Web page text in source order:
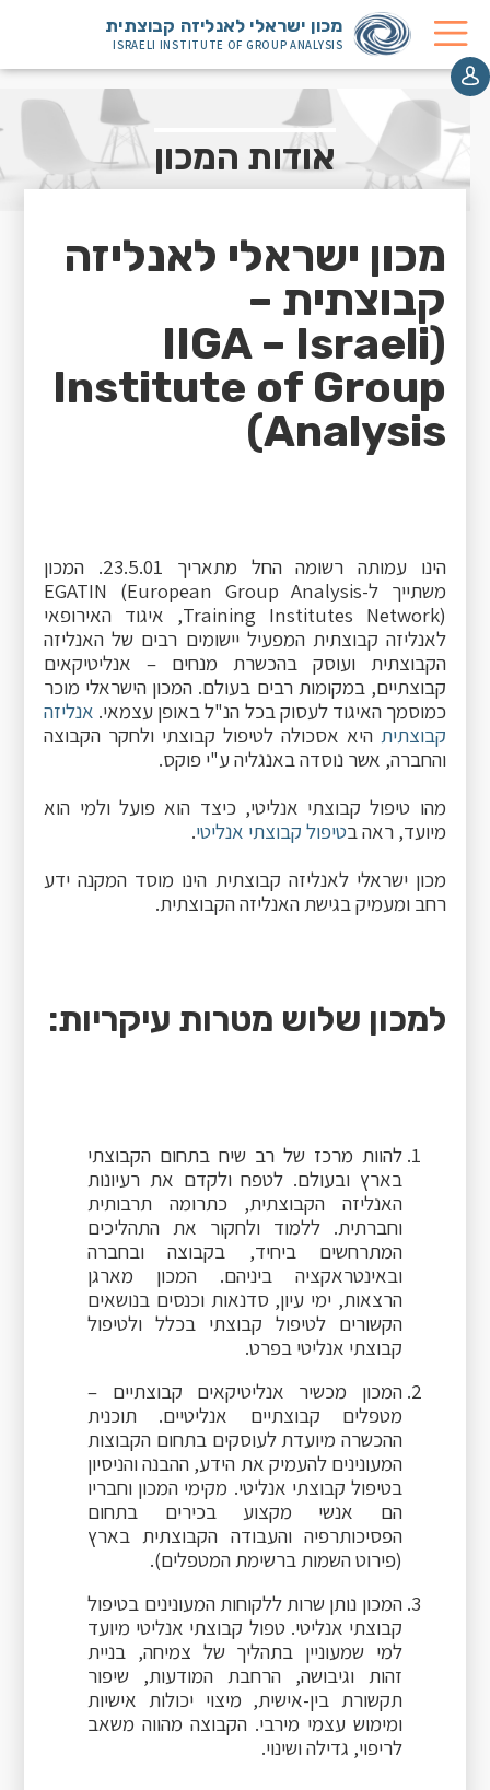
מכון ישראלי לאנליזה קבוצתית
ISRAELI INSTITUTE OF GROUP ANALYSIS
אודות המכון
מכון ישראלי לאנליזה
קבוצתית –
(IIGA – Israeli
Institute of Group
Analysis)
הינו עמותה רשומה החל מתאריך 23.5.01. המכון
משתייך ל-EGATIN (European Group Analysis
Training Institutes Network)‎, איגוד האירופאי
לאנליזה קבוצתית המפעיל יישומים רבים של האנליזה
הקבוצתית ועוסק בהכשרת מנחים – אנליטיקאים
קבוצתיים, במקומות רבים בעולם. המכון הישראלי מוכר
כמוסמך האיגוד לעסוק בכל הנ"ל באופן עצמאי. אנליזה
קבוצתית היא אסכולה לטיפול קבוצתי ולחקר הקבוצה
והחברה, אשר נוסדה באנגליה ע"י פוקס.
מהו טיפול קבוצתי אנליטי, כיצד הוא פועל ולמי הוא
מיועד, ראה בטיפול קבוצתי אנליטי.
מכון ישראלי לאנליזה קבוצתית הינו מוסד המקנה ידע
רחב ומעמיק בגישת האנליזה הקבוצתית.
למכון שלוש מטרות עיקריות:
להוות מרכז של רב שיח בתחום הקבוצתי
בארץ ובעולם. לטפח ולקדם את רעיונות
האנליזה הקבוצתית, כתרומה תרבותית
וחברתית. ללמוד ולחקור את התהליכים
המתרחשים ביחיד, בקבוצה ובחברה
ובאינטראקציה ביניהם. המכון מארגן
הרצאות, ימי עיון, סדנאות וכנסים בנושאים
הקשורים לטיפול קבוצתי בכלל ולטיפול
קבוצתי אנליטי בפרט.
המכון מכשיר אנליטיקאים קבוצתיים –
מטפלים קבוצתיים אנליטיים. תוכנית
ההכשרה מיועדת לעוסקים בתחום הקבוצות
המעונינים להעמיק את הידע, ההבנה והניסיון
בטיפול קבוצתי אנליטי. מקימי המכון וחבריו
הם אנשי מקצוע בכירים בתחום
הפסיכותרפיה והעבודה הקבוצתית בארץ
(פירוט השמות ברשימת המטפלים).
המכון נותן שרות ללקוחות המעונינים בטיפול
קבוצתי אנליטי. טפול קבוצתי אנליטי מיועד
למי שמעוניין בתהליך של צמיחה, בניית
זהות וגיבושה, הרחבת המודעות, שיפור
תקשורת בין-אישית, מיצוי יכולות אישיות
ומימוש עצמי מירבי. הקבוצה מהווה משאב
לריפוי, גדילה ושינוי.